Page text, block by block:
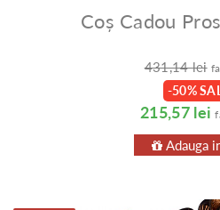
Coș Cadou
431,14 lei
-50%
215,57 lei
Adauga